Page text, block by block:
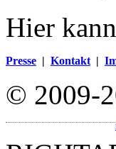
Hier
Presse | Kontakt |
© 2009-